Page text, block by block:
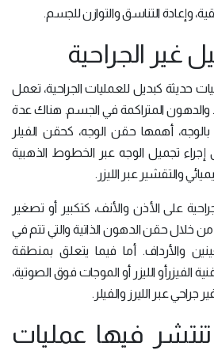
وإعادة التناسق والتوازن للجسم.
غير الجراحية
حديثة كبديل للعمليات الجراحية، تعمل
والدهون المتراكمة في الجسم. هناك عدة
أهمها حقن الوجه، كحقن الفيلر
تجميل الوجه عبر الخطوط الذهبية
والتقشير عبر الليزر.
على الأذن والأنف، كتكبير أو تصغير
من خلال حقن الدهون الذاتية والتي تتم في
والأرداف. أما فيما يتعلق بمنطقة
الفيزرأو الليزر أو الموجات فوق الصوتية،
عبر الليرز والفيلر.
تنتشر فيها عمليات